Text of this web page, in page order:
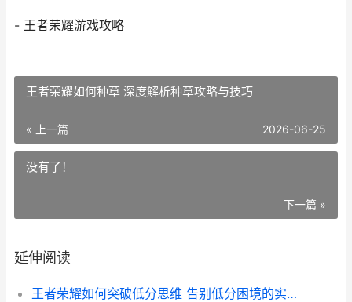
- 王者荣耀游戏攻略
王者荣耀如何种草 深度解析种草攻略与技巧
« 上一篇 2026-06-25
没有了！
下一篇 »
延伸阅读
王者荣耀如何突破低分思维 告别低分困境的实战攻略